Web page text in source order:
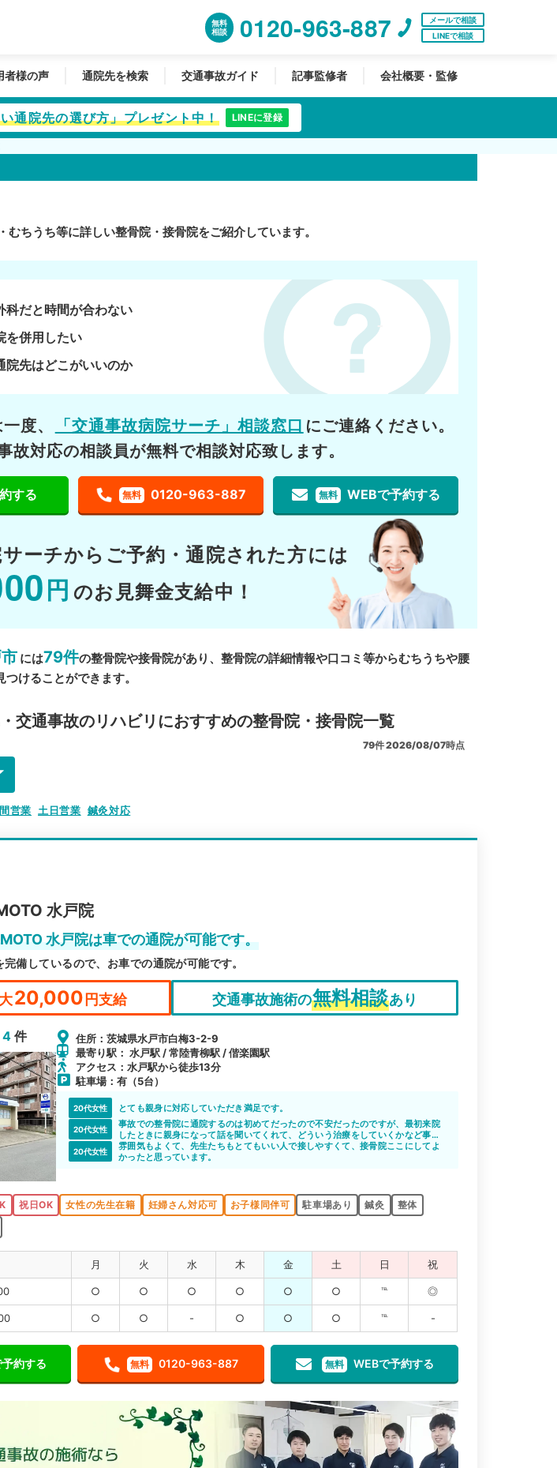
無料
相談
0120-963-887
メールで相談
LINEで相談
者様の声 通院先を検索 交通事故ガイド 記事監修者 会社概要・監修
通院先の選び方」プレゼント中！ LINEに登録
むちうち等に詳しい整骨院・接骨院をご紹介しています。
科だと時間が合わない
を併用したい
院先はどこがいいのか
度、 「交通事故病院サーチ」相談窓口 にご連絡ください。
故対応の相談員が無料で相談対応致します。
する 無料 0120-963-887 無料 WEBで予約する
ーチから ご予約・通院された方には
円 のお見舞金支給中！
には79件の整骨院や接骨院があり、整骨院の詳細情報や口コミ等からむちうちや腰
けることができます。
交通事故のリハビリにおすすめの整骨院・接骨院一覧
79件2026/08/07時点
営業 土日営業 鍼灸対応
水戸院
水戸院は車での通院が可能です。
備しているので、お車での通院が可能です。
20,000円支給 交通事故施術の無料相談あり
4 件
住所：茨城県水戸市白梅3-2-9
最寄り駅： 水戸駅 / 常陸青柳駅 / 偕楽園駅
アクセス：水戸駅から徒歩13分
駐車場：有（5台）
20代女性 とても親身に対応していただき満足です。
20代女性
事故での整骨院に通院するのは初めてだったので不安だったのですが、最初来院
したときに親身になって話を聞いてくれて、どういう治療をしていくかなど事細
かく説明してくださりとても安心しました。
治療も私にあった治療をしてくださりとても体が楽になりました。
20代女性
雰囲気もよくて、先生たちもとてもいい人で接しやすくて、接骨院ここにしてよ
かったと思っています。
祝日OK 女性の先生在籍 妊婦さん対応可 お子様同伴可 駐車場あり 鍼灸
整体
月 火 水 木 金 土 日 祝
○ ○ ○ ○ ○ ○ ℡ ◎
○ ○ - ○ ○ ○ ℡ -
約する 無料 0120-963-887 無料 WEBで予約する